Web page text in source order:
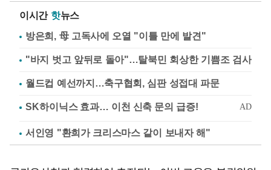
이시간 핫뉴스
방은희, 母 고독사에 오열 "이틀 만에 발견"
"바지 벗고 앞뒤로 돌아"…탈북민 회상한 기쁨조 검사
월드컵 예선까지…축구협회, 심판 성접대 파문
서인영 "환희가 크리스마스 같이 보내자 해"